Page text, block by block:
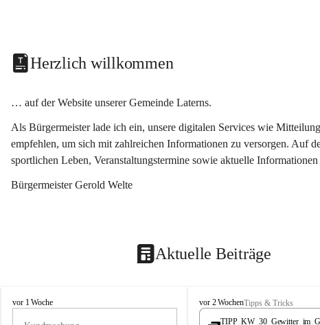
Herzlich willkommen
… auf der Website unserer Gemeinde Laterns.
Als Bürgermeister lade ich ein, unsere digitalen Services wie
empfehlen, um sich mit zahlreichen Informationen zu versorgen. Auf
sportlichen Leben, Veranstaltungstermine sowie aktuelle
Bürgermeister Gerold Welte
Aktuelle Beiträge
L
vor 1 Woche
L
a
vor 2 WochenTipps & Tricks